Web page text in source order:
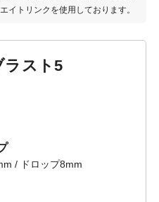
イトリンクを使用しております。
ラスト5
/ ドロップ8mm